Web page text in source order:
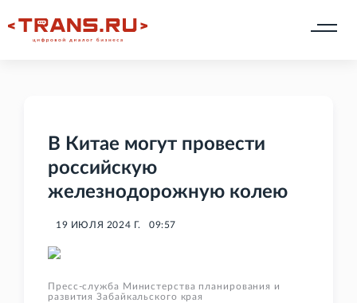
В Китае могут провести
российскую
железнодорожную колею
19 ИЮЛЯ 2024 Г. 09:57
Пресс-служба Министерства планирования и
развития Забайкальского края